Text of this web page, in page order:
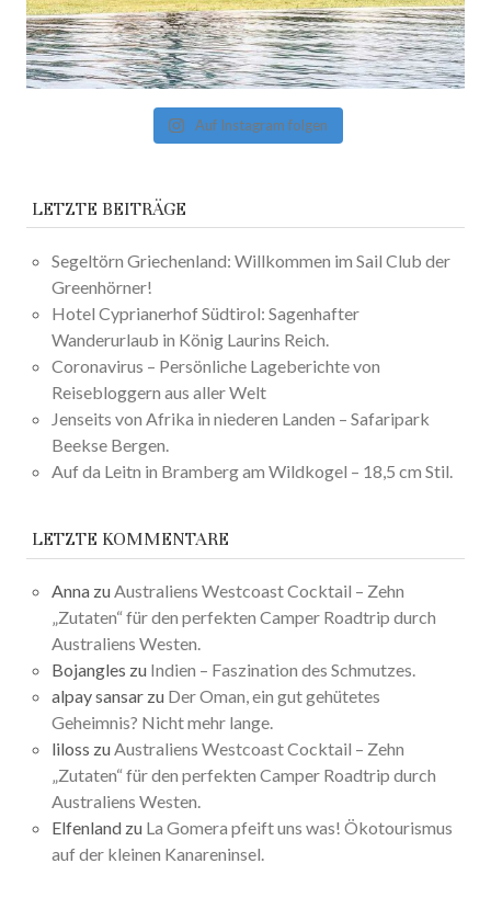
Auf Instagram folgen
LETZTE BEITRÄGE
Segeltörn Griechenland: Willkommen im Sail Club der
Greenhörner!
Hotel Cyprianerhof Südtirol: Sagenhafter
Wanderurlaub in König Laurins Reich.
Coronavirus – Persönliche Lageberichte von
Reisebloggern aus aller Welt
Jenseits von Afrika in niederen Landen – Safaripark
Beekse Bergen.
Auf da Leitn in Bramberg am Wildkogel – 18,5 cm Stil.
LETZTE KOMMENTARE
Anna zuAustraliens Westcoast Cocktail – Zehn
„Zutaten“ für den perfekten Camper Roadtrip durch
Australiens Westen.
Bojangles zu Indien – Faszination des Schmutzes.
alpay sansar zu Der Oman, ein gut gehütetes
Geheimnis? Nicht mehr lange.
liloss zuAustraliens Westcoast Cocktail – Zehn
„Zutaten“ für den perfekten Camper Roadtrip durch
Australiens Westen.
Elfenland zu La Gomera pfeift uns was! Ökotourismus
auf der kleinen Kanareninsel.